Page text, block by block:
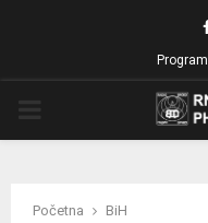
Program
Početna
BiH